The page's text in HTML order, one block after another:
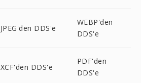
JPEG'den DDS'e
WEBP'den
DDS'e
XCF'den DDS'e
PDF'den
DDS'e